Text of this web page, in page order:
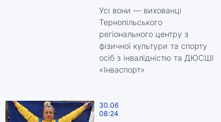
Усі вони — вихованці
Тернопільського
регіонального центру з
фізичної культури та спорту
осіб з інвалідністю та ДЮСШІ
«Інваспорт»
30.06
08:24